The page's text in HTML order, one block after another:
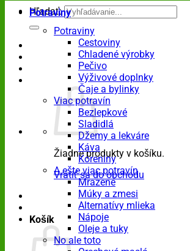
Hľadať:
Žiadne produkty v košíku.
Vrátiť sa do obchodu
Košík
Potraviny
Potraviny
Cestoviny
Chladené výrobky
Pečivo
Výživové doplnky
Čaje a bylinky
Viac potravín
Bezlepkové
Sladidlá
Džemy a lekváre
Káva
Koreniny
A ešte viac potravín
Mrazené
Múky a zmesi
Alternatívy mlieka
Nápoje
Oleje a tuky
No ale toto